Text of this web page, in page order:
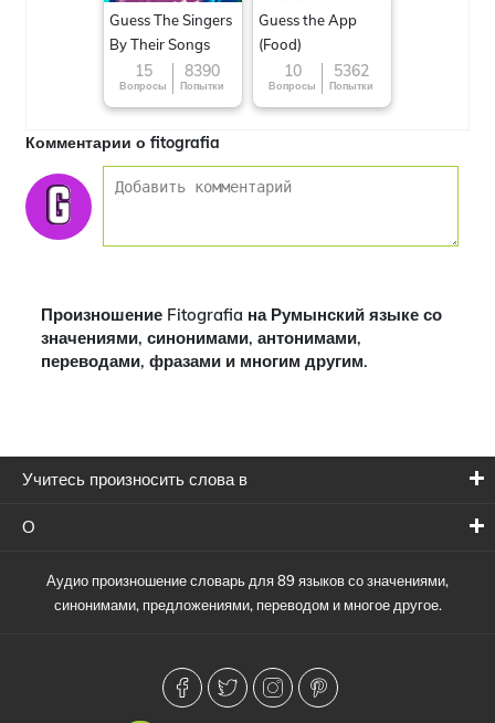
Guess The Singers
By Their Songs
15
Вопросы
8390
Попытки
Guess the App
(Food)
10
Вопросы
5362
Попытки
Комментарии о fitografia
Произношение Fitografia на Румынский языке со
значениями, синонимами, антонимами,
переводами, фразами и многим другим.
Учитесь произносить слова в
О
Аудио произношение словарь для 89 языков со значениями,
синонимами, предложениями, переводом и многое другое.